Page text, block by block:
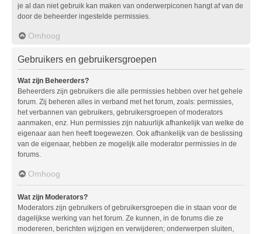
je al dan niet gebruik kan maken van onderwerpiconen hangt af van de
door de beheerder ingestelde permissies.
Omhoog
Gebruikers en gebruikersgroepen
Wat zijn Beheerders?
Beheerders zijn gebruikers die alle permissies hebben over het gehele
forum. Zij beheren alles in verband met het forum, zoals: permissies,
het verbannen van gebruikers, gebruikersgroepen of moderators
aanmaken, enz. Hun permissies zijn natuurlijk afhankelijk van welke de
eigenaar aan hen heeft toegewezen. Ook afhankelijk van de beslissing
van de eigenaar, hebben ze mogelijk alle moderator permissies in de
forums.
Omhoog
Wat zijn Moderators?
Moderators zijn gebruikers of gebruikersgroepen die in staan voor de
dagelijkse werking van het forum. Ze kunnen, in de forums die ze
modereren, berichten wijzigen en verwijderen; onderwerpen sluiten,